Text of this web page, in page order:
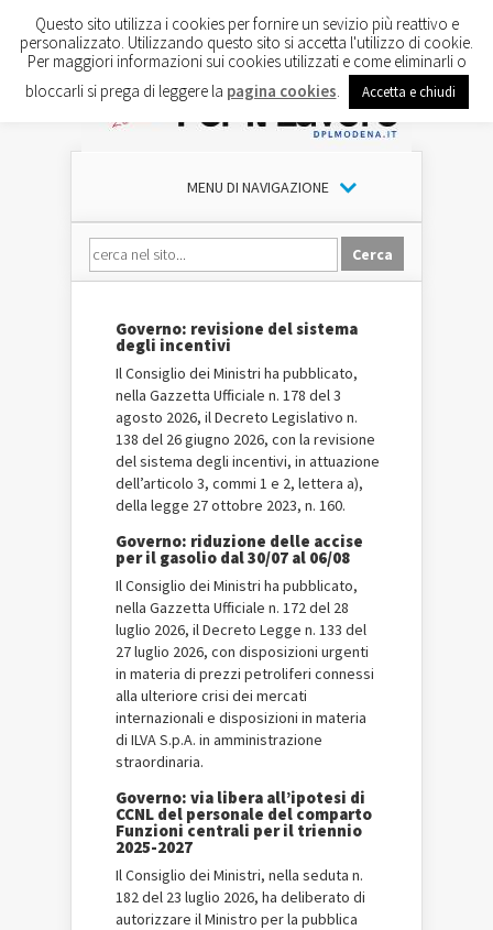
MENU DI NAVIGAZIONE
Governo: revisione del sistema
degli incentivi
Il Consiglio dei Ministri ha pubblicato,
nella Gazzetta Ufficiale n. 178 del 3
agosto 2026, il Decreto Legislativo n.
138 del 26 giugno 2026, con la revisione
del sistema degli incentivi, in attuazione
dell’articolo 3, commi 1 e 2, lettera a),
della legge 27 ottobre 2023, n. 160.
Governo: riduzione delle accise
per il gasolio dal 30/07 al 06/08
Il Consiglio dei Ministri ha pubblicato,
nella Gazzetta Ufficiale n. 172 del 28
luglio 2026, il Decreto Legge n. 133 del
27 luglio 2026, con disposizioni urgenti
in materia di prezzi petroliferi connessi
alla ulteriore crisi dei mercati
internazionali e disposizioni in materia
di ILVA S.p.A. in amministrazione
straordinaria.
Governo: via libera all’ipotesi di
CCNL del personale del comparto
Funzioni centrali per il triennio
2025-2027
Il Consiglio dei Ministri, nella seduta n.
182 del 23 luglio 2026, ha deliberato di
autorizzare il Ministro per la pubblica
Questo sito utilizza i cookies per fornire un sevizio più reattivo e
personalizzato. Utilizzando questo sito si accetta l'utilizzo di cookie.
Per maggiori informazioni sui cookies utilizzati e come eliminarli o
bloccarli si prega di leggere la pagina cookies Accetta e chiudi